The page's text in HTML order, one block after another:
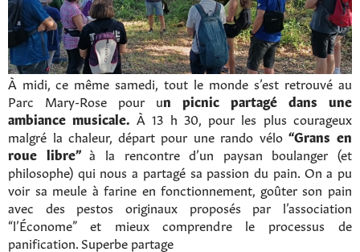
À midi, ce même samedi, tout le monde s’est retrouvé au
Parc Mary-Rose pour un picnic partagé dans une
ambiance musicale. À 13 h 30, pour les plus courageux
malgré la chaleur, départ pour une rando vélo“Grans en
roue libre”à la rencontre d’un paysan boulanger (et
philosophe) qui nous a partagé sa passion du pain. On a pu
voir sa meule à farine en fonctionnement, goûter son pain
avec des pestos originaux proposés par l’association
“l’Économe” et mieux comprendre le processus de
panification. Superbe partage